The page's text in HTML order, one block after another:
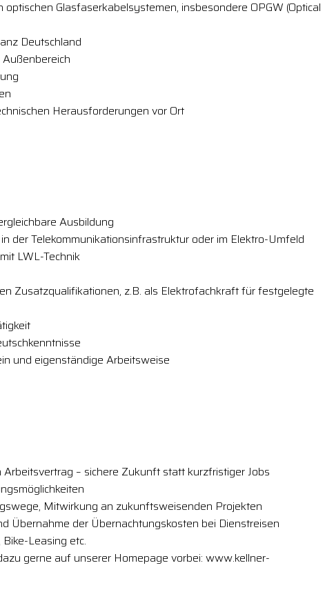
Glasfaserkabelsystemen, insbesondere OPGW (Optical
Deutschland
Herausforderungen vor Ort
Ausbildung
der Telekommunikationsinfrastruktur oder im Elektro-Umfeld
LWL-Technik
Zusatzqualifikationen, z.B. als Elektrofachkraft für festgelegte
und eigenständige Arbeitsweise
– sichere Zukunft statt kurzfristiger Jobs
Mitwirkung an zukunftsweisenden Projekten
Übernahme der Übernachtungskosten bei Dienstreisen
Leasing etc.
gerne auf unserer Homepage vorbei: www.kellner-